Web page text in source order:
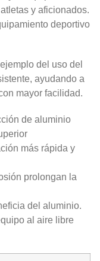
y aficionados.
deportivo
del uso del
ayudando a
mayor facilidad.
de aluminio
más rápida y
prolongan la
del aluminio.
al aire libre